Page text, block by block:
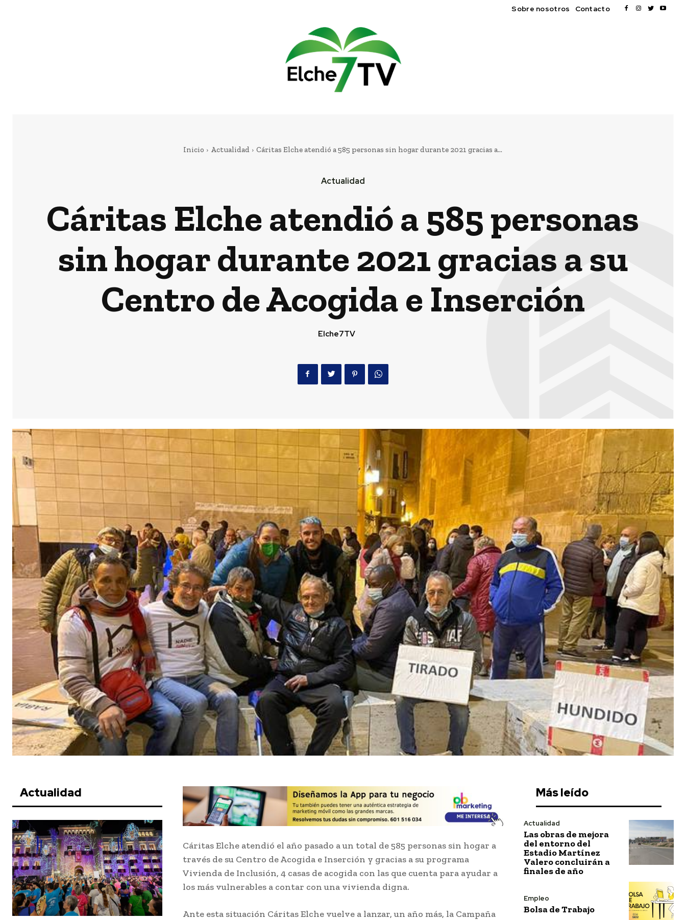
Sobre nosotros Contacto
Inicio Actualidad Cáritas Elche atendió a 585 personas sin hogar durante 2021 gracias a...
Actualidad
Cáritas Elche atendió a 585 personas
sin hogar durante 2021 gracias a su
Centro de Acogida e Inserción
Elche7TV
Actualidad
Cáritas Elche atendió el año pasado a un total de 585 personas sin hogar a
través de su Centro de Acogida e Inserción y gracias a su programa
Vivienda de Inclusión, 4 casas de acogida con las que cuenta para ayudar a
los más vulnerables a contar con una vivienda digna.
Ante esta situación Cáritas Elche vuelve a lanzar, un año más, la Campaña
Más leído
Actualidad
Las obras de mejora
del entorno del
Estadio Martínez
Valero concluirán a
finales de año
Empleo
Bolsa de Trabajo